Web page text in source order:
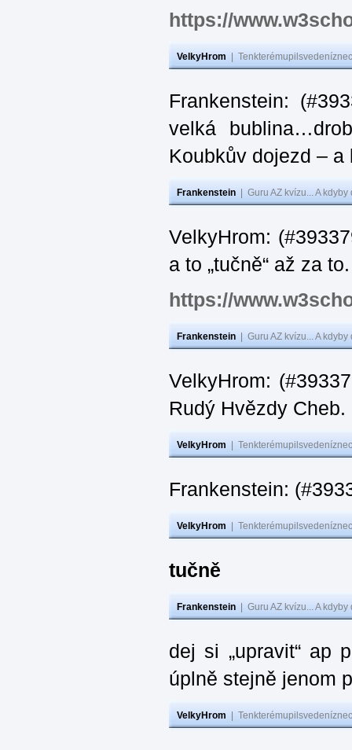
https://
VelkyHrom
Frankenstein:
velká
Koubkův dojezd –
Frankenstein Guru AZ kvízu... A
VelkyHrom:
a to „tučně“ až za
https://
Frankenstein Guru AZ kvízu... A
VelkyHrom:
Rudý Hvězdy Cheb.
VelkyHrom
Frankenstein:
VelkyHrom
tučně
Frankenstein Guru AZ kvízu... A
dej si „upravit“ ap
úplně stejně jenom
VelkyHrom